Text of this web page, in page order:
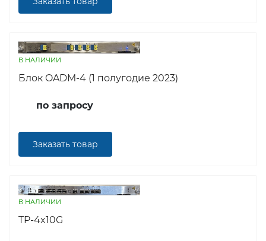
В НАЛИЧИИ
Блок OADM-4 (1 полугодие 2023)
по запросу
Заказать товар
В НАЛИЧИИ
TP-4x10G